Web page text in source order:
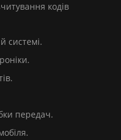
кодів
системі.
передач.